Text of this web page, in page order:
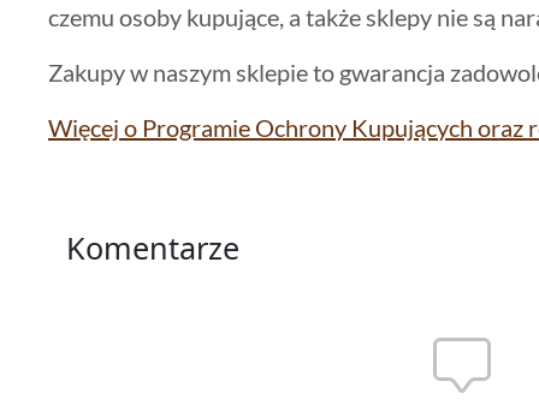
czemu osoby kupujące, a także sklepy nie są
Zakupy w naszym sklepie to gwarancja
Więcej o Programie Ochrony Kupujących oraz
Komentarze